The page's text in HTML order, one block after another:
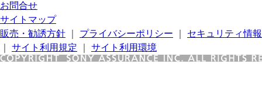
お問合せ
サイトマップ
販売・勧誘方針
プライバシーポリシー
セキュリティ情報
サイト利用規定 サイト利用環境